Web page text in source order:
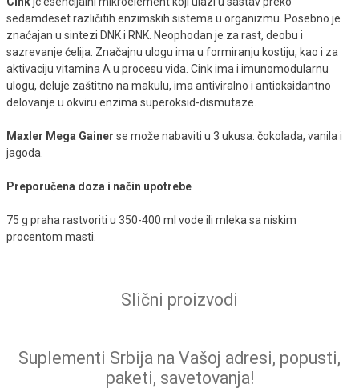
sedamdeset različitih enzimskih sistema u organizmu. Posebno je
znaćajan u sintezi DNK i RNK. Neophodan je za rast, deobu i
sazrevanje ćelija. Značajnu ulogu ima u formiranju kostiju, kao i za
aktivaciju vitamina A u procesu vida. Cink ima i imunomodularnu
ulogu, deluje zaštitno na makulu, ima antiviralno i antioksidantno
delovanje u okviru enzima superoksid-dismutaze.
Maxler Mega Gainer se može nabaviti u 3 ukusa: čokolada, vanila i
jagoda.
Preporučena doza i način upotrebe
75 g praha rastvoriti u 350-400 ml vode ili mleka sa niskim
procentom masti.
Slični proizvodi
Suplementi Srbija na Vašoj adresi, popusti,
paketi, savetovanja!